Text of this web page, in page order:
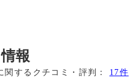
報
関するクチコミ・評判： 17件